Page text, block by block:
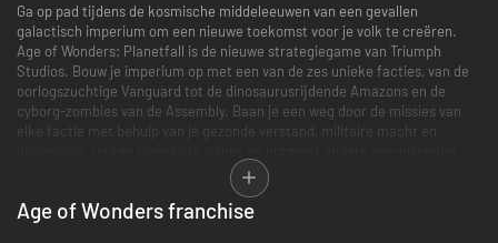
Ga op pad tijdens de kosmische middeleeuwen van een gevallen
galactisch imperium om een nieuwe toekomst voor je volk te creëren.
Age of Wonders: Planetfall is de nieuwe strategiegame van Triumph
Studios. Bouw je imperium op met een van de zes unieke facties, van de
oorlogszuchtige Vanguard tot de dinosaurusrijdende Amazons en de
cyborg-zombies van de Assembly. Baan je een weg door de missies van
elke factie met behulp van je gezonde verstand, militaire macht en
terwijl je de geschiedenis van een vervallen beschaving ontdekt. Vecht,
bouw, onderhandel en ontwikkel je technologisch in een diepgaande
singleplayer-campagne op willekeurige skirmish-kaarten en speel tegen
Age of Wonders franchise